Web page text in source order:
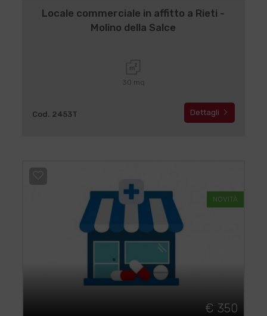
Locale commerciale in affitto a Rieti -
Molino della Salce
30 mq
Cod. 2453T Dettagli
NOVITÀ
€ 350